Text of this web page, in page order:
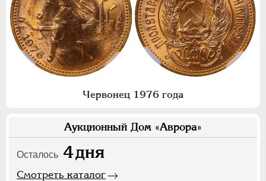
Червонец 1976 года
Аукционный Дом «Аврора»
Осталось 4дня
Смотреть каталог